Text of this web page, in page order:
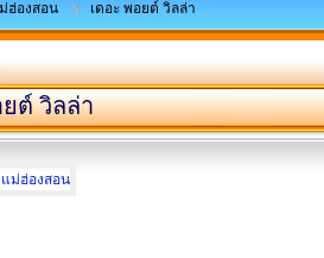
ฮ่องสอน เดอะ พอยต์ วิลล่า
ต์ วิลล่า